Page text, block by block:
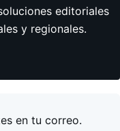
editoriales
y regionales.
en tu correo.